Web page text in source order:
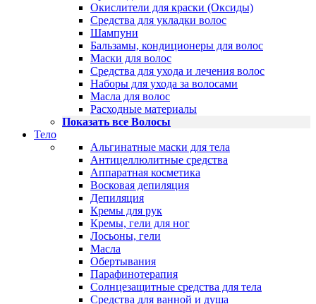
Окислители для краски (Оксиды)
Средства для укладки волос
Шампуни
Бальзамы, кондиционеры для волос
Маски для волос
Средства для ухода и лечения волос
Наборы для ухода за волосами
Масла для волос
Расходные материалы
Показать все Волосы
Тело
Альгинатные маски для тела
Антицеллюлитные средства
Аппаратная косметика
Восковая депиляция
Депиляция
Кремы для рук
Кремы, гели для ног
Лосьоны, гели
Масла
Обертывания
Парафинотерапия
Солнцезащитные средства для тела
Средства для ванной и душа